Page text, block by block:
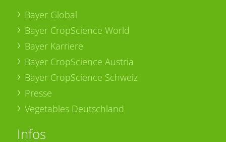
Bayer Global
Bayer CropScience World
Bayer Karriere
Bayer CropScience Austria
Bayer CropScience Schweiz
Presse
Vegetables Deutschland
Infos